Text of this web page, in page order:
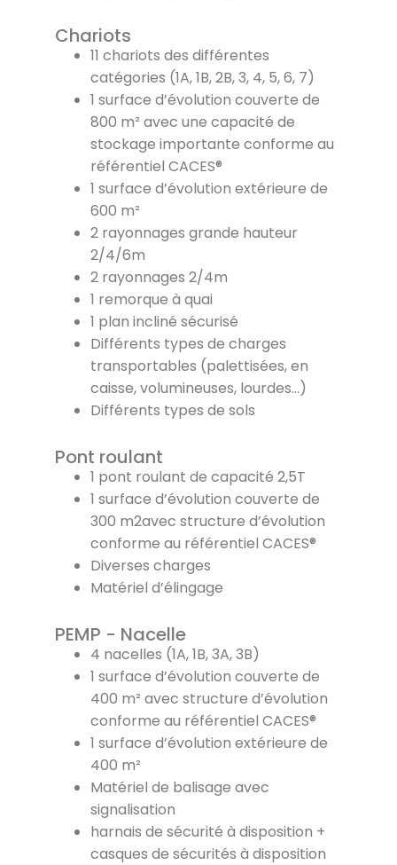
Chariots
11 chariots des différentes
catégories (1A, 1B, 2B, 3, 4, 5, 6, 7)
1 surface d’évolution couverte de
800 m² avec une capacité de
stockage importante conforme au
référentiel CACES®
1 surface d’évolution extérieure de
600 m²
2 rayonnages grande hauteur
2/4/6m
2 rayonnages 2/4m
1 remorque à quai
1 plan incliné sécurisé
Différents types de charges
transportables (palettisées, en
caisse, volumineuses, lourdes…)
Différents types de sols
Pont roulant
1 pont roulant de capacité 2,5T
1 surface d’évolution couverte de
300 m2avec structure d’évolution
conforme au référentiel CACES®
Diverses charges
Matériel d’élingage
PEMP - Nacelle
4 nacelles (1A, 1B, 3A, 3B)
1 surface d’évolution couverte de
400 m² avec structure d’évolution
conforme au référentiel CACES®
1 surface d’évolution extérieure de
400 m²
Matériel de balisage avec
signalisation
harnais de sécurité à disposition +
casques de sécurités à disposition